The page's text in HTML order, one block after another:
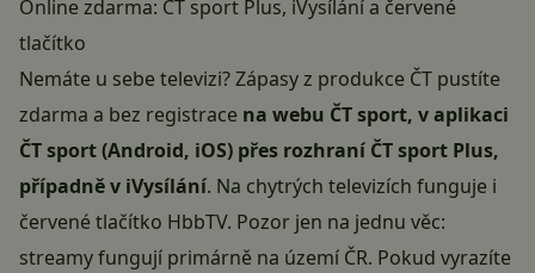
Online zdarma: ČT sport Plus, iVysílání a červené
tlačítko
Nemáte u sebe televizi? Zápasy z produkce ČT pustíte
zdarma a bez registrace na webu ČT sport, v aplikaci
ČT sport (Android, iOS) přes rozhraní ČT sport Plus,
případně v iVysílání. Na chytrých televizích funguje i
červené tlačítko HbbTV. Pozor jen na jednu věc:
streamy fungují primárně na území ČR. Pokud vyrazíte